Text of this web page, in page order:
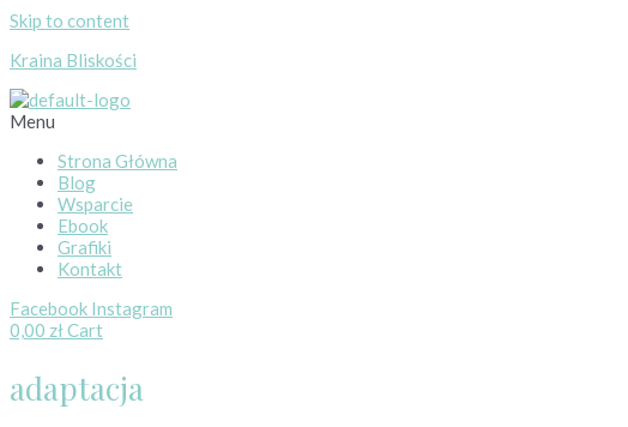
Skip to content
Kraina Bliskości
Menu
Strona Główna
Blog
Wsparcie
Ebook
Grafiki
Kontakt
Facebook Instagram
0,00 złCart
adaptacja